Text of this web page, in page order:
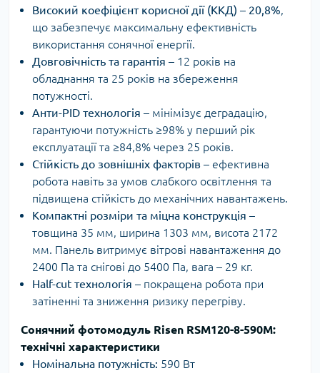
Високий коефіцієнт корисної дії (ККД) – 20,8%
що забезпечує максимальну ефективність
використання сонячної енергії.
Довговічність та гарантія – 12 років на
обладнання та 25 років на збереження
потужності.
Анти-PID технологія – мінімізує деградацію,
гарантуючи потужність ≥98% у перший рік
експлуатації та ≥84,8% через 25 років.
Стійкість до зовнішніх факторів – ефективна
робота навіть за умов слабкого освітлення та
підвищена стійкість до механічних навантажень.
Компактні розміри та міцна конструкція –
товщина 35 мм, ширина 1303 мм, висота 2172
мм. Панель витримує вітрові навантаження до
2400 Па та снігові до 5400 Па, вага – 29 кг.
Half-cut технологія – покращена робота при
затіненні та зниження ризику перегріву.
Сонячний фотомодуль Risen RSM120-8-590M:
технічні характеристики
Номінальна потужність: 590 Вт